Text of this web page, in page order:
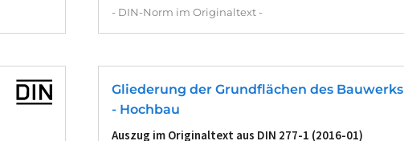
- DIN-Norm im Originaltext -
Gliederung der Grundflächen des Bauwerks
- Hochbau
Auszug im Originaltext aus DIN 277-1 (2016-01)